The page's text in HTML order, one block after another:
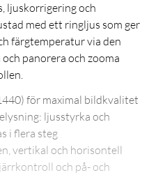
ljuskorrigering och
med ett ringljus som ger
färgtemperatur via den
panorera och zooma
för maximal bildkvalitet
ljusstyrka och
i flera steg
vertikal och horisontell
och på- och